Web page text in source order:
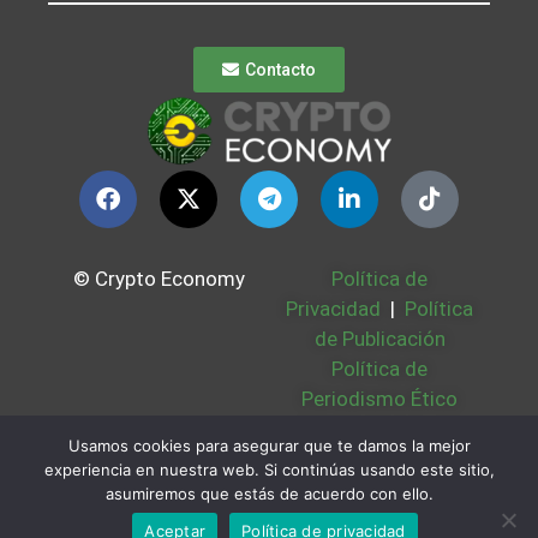
Contacto
© Crypto Economy
Política de
Privacidad | Política
de Publicación
Política de
Periodismo Ético
Bases Legales |
Partners | Sobre
Nosotros
Usamos cookies para asegurar que te damos la mejor
experiencia en nuestra web. Si continúas usando este sitio,
asumiremos que estás de acuerdo con ello.
Aceptar
Política de privacidad